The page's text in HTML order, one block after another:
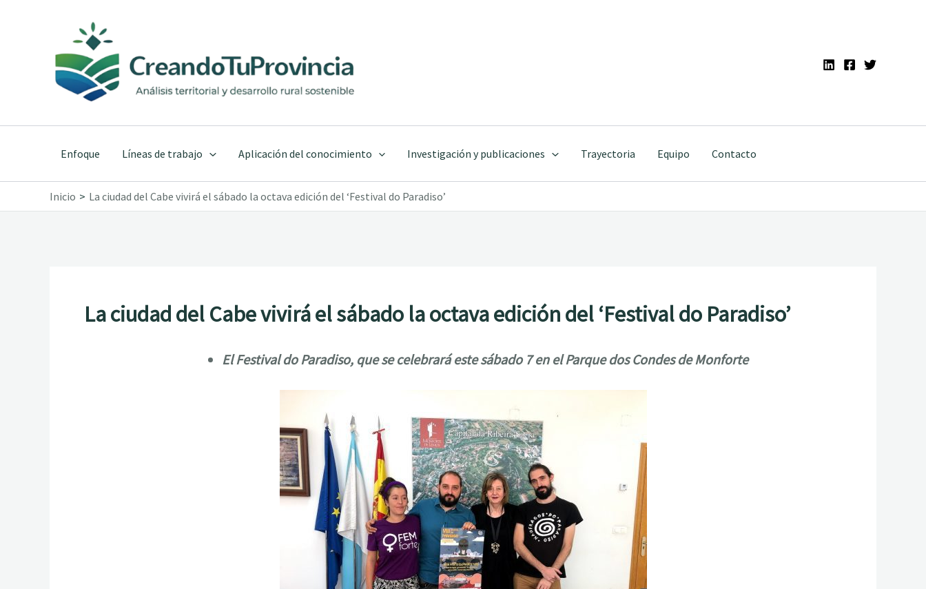
contenido
Enfoque Líneas de trabajo Aplicación del conocimiento Investigación y publicaciones Trayectoria Equipo Contacto
Inicio La ciudad del Cabe vivirá el sábado la octava edición del ‘Festival do Paradiso’
La ciudad del Cabe vivirá el sábado la octava edición del ‘Festival do Paradiso’
El Festival do Paradiso, que se celebrará este sábado 7 en el Parque dos Condes de Monforte